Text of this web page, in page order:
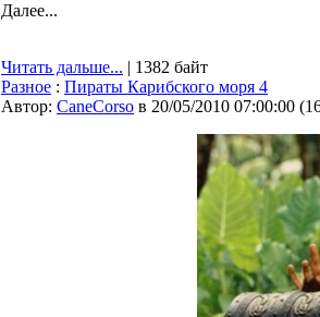
Далее...
Читать дальше... | 1382 байт
Разное : Пираты Карибского моря 4
Автор: CaneCorso в 20/05/2010 07:00:00 (